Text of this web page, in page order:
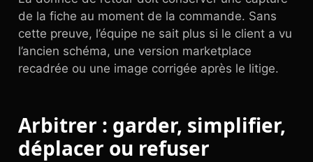
de la fiche au moment de la commande. Sans
cette preuve, l’équipe ne sait plus si le client a vu
l’ancien schéma, une version marketplace
recadrée ou une image corrigée après le litige.
Arbitrer : garder, simplifier,
déplacer ou refuser